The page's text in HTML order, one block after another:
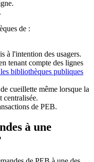
de :
à l'intention des usagers.
tenant compte des lignes
bibliothèques publiques
cueillette même lorsque la
centralisée.
de PEB.
à une